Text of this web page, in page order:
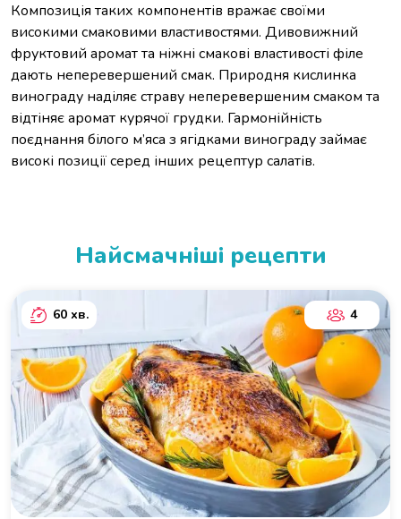
Композиція таких компонентів вражає своїми
високими смаковими властивостями. Дивовижний
фруктовий аромат та ніжні смакові властивості філе
дають неперевершений смак. Природня кислинка
винограду наділяє страву неперевершеним смаком та
відтіняє аромат курячої грудки. Гармонійність
поєднання білого м’яса з ягідками винограду займає
високі позиції серед інших рецептур салатів.
Найсмачніші рецепти
60 хв. 4